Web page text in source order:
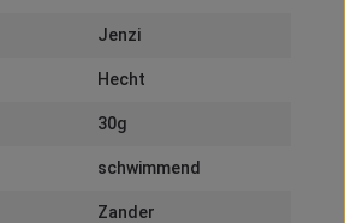
Jenzi
Hecht
30g
schwimmend
Zander